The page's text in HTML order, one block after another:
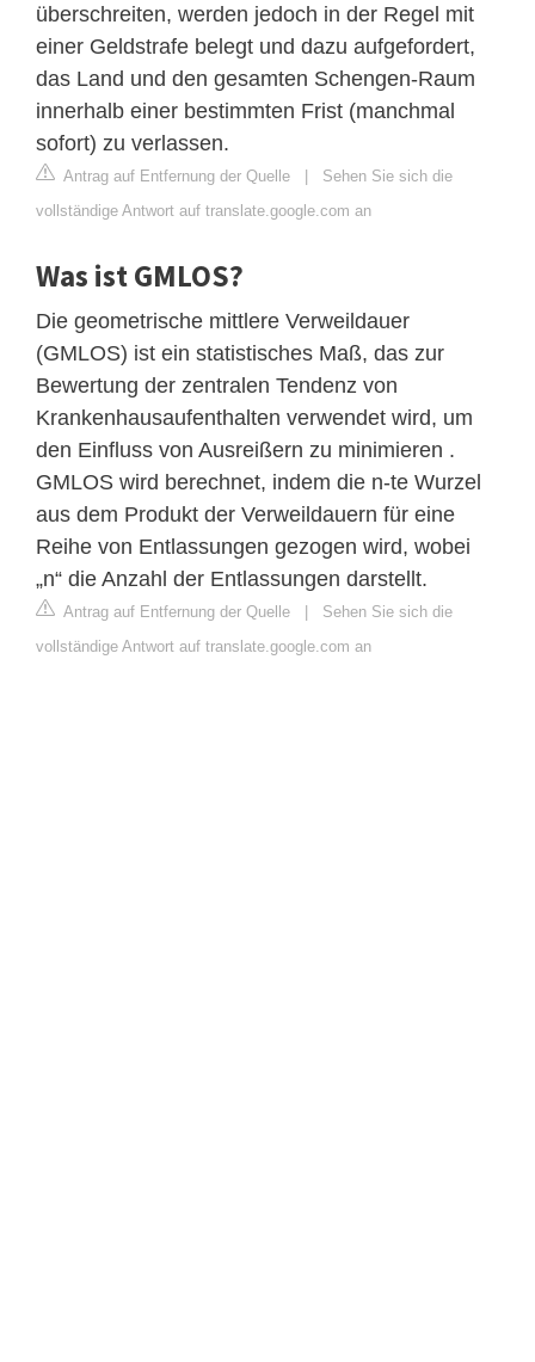
überschreiten, werden jedoch in der Regel mit
einer Geldstrafe belegt und dazu aufgefordert,
das Land und den gesamten Schengen-Raum
innerhalb einer bestimmten Frist (manchmal
sofort) zu verlassen.
Antrag auf Entfernung der Quelle | Sehen Sie sich die
vollständige Antwort auf translate.google.com an
Was ist GMLOS?
Die geometrische mittlere Verweildauer
(GMLOS) ist ein statistisches Maß, das zur
Bewertung der zentralen Tendenz von
Krankenhausaufenthalten verwendet wird, um
den Einfluss von Ausreißern zu minimieren .
GMLOS wird berechnet, indem die n-te Wurzel
aus dem Produkt der Verweildauern für eine
Reihe von Entlassungen gezogen wird, wobei
„n“ die Anzahl der Entlassungen darstellt.
Antrag auf Entfernung der Quelle | Sehen Sie sich die
vollständige Antwort auf translate.google.com an